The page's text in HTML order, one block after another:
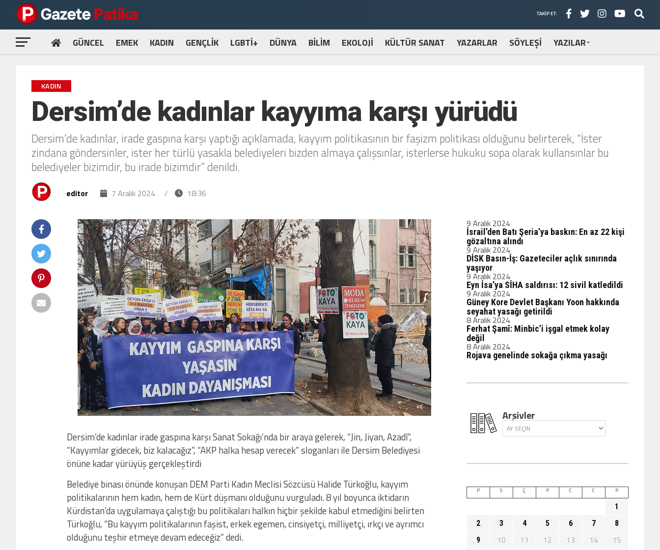
TAKIP ET:
GÜNCEL EMEK KADIN GENÇLİK LGBTİ+ DÜNYA BİLİM EKOLOJİ KÜLTÜR SANAT YAZARLAR SÖYLEŞİ YAZILAR
KADIN
Dersim’de kadınlar kayyıma karşı yürüdü
Dersim’de kadınlar, irade gaspına karşı yaptığı açıklamada, kayyım politikasının bir faşizm politikası olduğunu belirterek, “İster
zindana göndersinler, ister her türlü yasakla belediyeleri bizden almaya çalışsınlar, isterlerse hukuku sopa olarak kullansınlar bu
belediyeler bizimdir, bu irade bizimdir” denildi.
editor 7 Aralık 2024 / 18:36
Dersim’de kadınlar irade gaspına karşı Sanat Sokağı’nda bir araya gelerek, “Jin, Jiyan, Azadî”,
“Kayyımlar gidecek, biz kalacağız”, “AKP halka hesap verecek” sloganları ile Dersim Belediyesi
önüne kadar yürüyüş gerçekleştirdi
Belediye binası önünde konuşan DEM Parti Kadın Meclisi Sözcüsü Halide Türkoğlu, kayyım
politikalarının hem kadın, hem de Kürt düşmanı olduğunu vurguladı. 8 yıl boyunca iktidarın
Kürdistan’da uygulamaya çalıştığı bu politikaları halkın hiçbir şekilde kabul etmediğini belirten
Türkoğlu, “Bu kayyım politikalarının faşist, erkek egemen, cinsiyetçi, milliyetçi, ırkçı ve ayrımcı
olduğunu teşhir etmeye devam edeceğiz” dedi.
9 Aralık 2024
İsrail’den Batı Şeria’ya baskın: En az 22 kişi
gözaltına alındı
9 Aralık 2024
DİSK Basın-İş: Gazeteciler açlık sınırında
yaşıyor
9 Aralık 2024
Eyn İsa’ya SİHA saldırısı: 12 sivil katledildi
9 Aralık 2024
Güney Kore Devlet Başkanı Yoon hakkında
seyahat yasağı getirildi
8 Aralık 2024
Ferhat Şamî: Minbic’i işgal etmek kolay
değil
8 Aralık 2024
Rojava genelinde sokağa çıkma yasağı
Arşivler
P S Ç P C C P
1
2
3 4 5 6 7
8
9
10 11 12 13 14
15